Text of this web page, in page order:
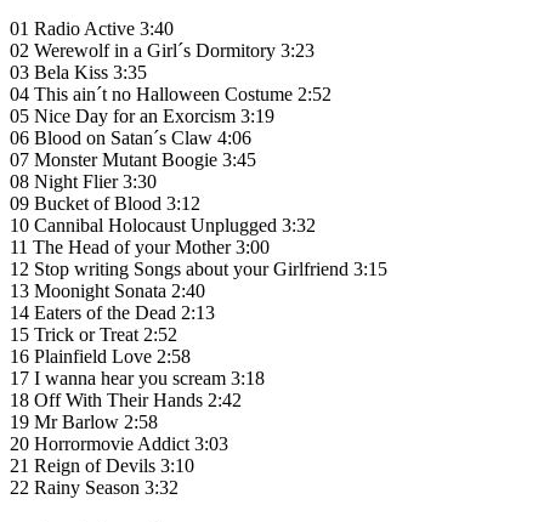
01 Radio Active 3:40
02 Werewolf in a Girl´s Dormitory 3:23
03 Bela Kiss 3:35
04 This ain´t no Halloween Costume 2:52
05 Nice Day for an Exorcism 3:19
06 Blood on Satan´s Claw 4:06
07 Monster Mutant Boogie 3:45
08 Night Flier 3:30
09 Bucket of Blood 3:12
10 Cannibal Holocaust Unplugged 3:32
11 The Head of your Mother 3:00
12 Stop writing Songs about your Girlfriend 3:15
13 Moonight Sonata 2:40
14 Eaters of the Dead 2:13
15 Trick or Treat 2:52
16 Plainfield Love 2:58
17 I wanna hear you scream 3:18
18 Off With Their Hands 2:42
19 Mr Barlow 2:58
20 Horrormovie Addict 3:03
21 Reign of Devils 3:10
22 Rainy Season 3:32